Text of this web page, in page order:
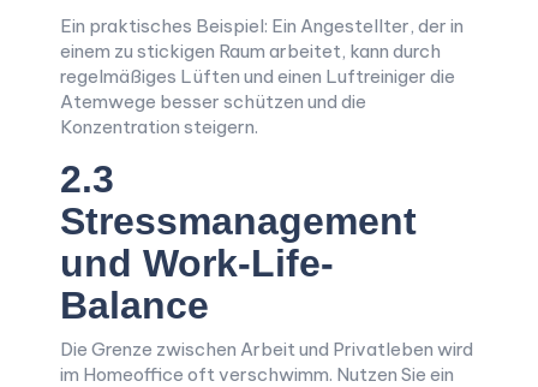
Ein praktisches Beispiel: Ein Angestellter, der in
einem zu stickigen Raum arbeitet, kann durch
regelmäßiges Lüften und einen Luftreiniger die
Atemwege besser schützen und die
Konzentration steigern.
2.3
Stressmanagement
und Work-Life-
Balance
Die Grenze zwischen Arbeit und Privatleben wird
im Homeoffice oft verschwimm. Nutzen Sie ein